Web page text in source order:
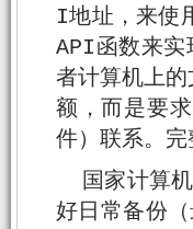
I地址，来
API函数来实
者计算机上
额，而是要
件）联系。
国家计算
好日常备份